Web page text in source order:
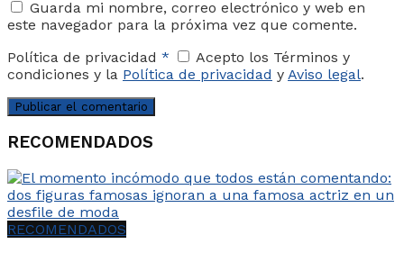
Guarda mi nombre, correo electrónico y web en
este navegador para la próxima vez que comente.
Política de privacidad *
Acepto los Términos y
condiciones y la Política de privacidad y Aviso legal.
RECOMENDADOS
RECOMENDADOS